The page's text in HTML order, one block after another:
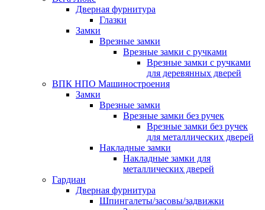
Дверная фурнитура
Глазки
Замки
Врезные замки
Врезные замки с ручками
Врезные замки с ручками
для деревянных дверей
ВПК НПО Машиностроения
Замки
Врезные замки
Врезные замки без ручек
Врезные замки без ручек
для металлических дверей
Накладные замки
Накладные замки для
металлических дверей
Гардиан
Дверная фурнитура
Шпингалеты/засовы/задвижки